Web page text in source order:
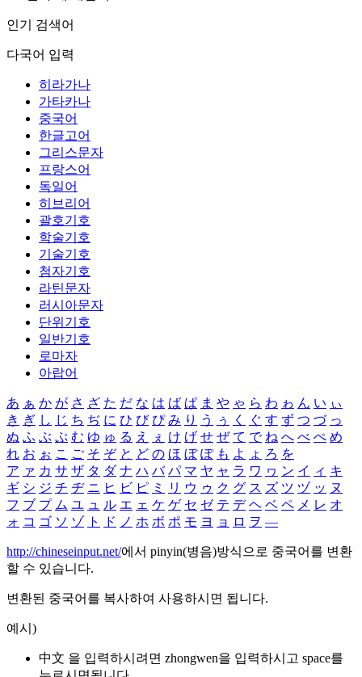
인기 검색어
다국어 입력
히라가나
가타카나
중국어
한글고어
그리스문자
프랑스어
독일어
히브리어
괄호기호
학술기호
기술기호
첨자기호
라틴문자
러시아문자
단위기호
일반기호
로마자
아랍어
あ ぁ か が さ ざ た だ な は ば ぱ ま や ゃ ら わ ゎ ん い ぃ
き ぎ し じ ち ぢ に ひ び ぴ み り う ぅ く ぐ す ず つ づ っ
ぬ ふ ぶ ぷ む ゆ ゅ る え ぇ け げ せ ぜ て で ね へ べ ぺ め
れ お ぉ こ ご そ ぞ と ど の ほ ぼ ぽ も よ ょ ろ を
ア ァ カ サ ザ タ ダ ナ ハ バ パ マ ヤ ャ ラ ワ ヮ ン イ ィ キ
ギ シ ジ チ ヂ ニ ヒ ビ ピ ミ リ ウ ゥ ク グ ス ズ ツ ヅ ッ ヌ
フ ブ プ ム ユ ュ ル エ ェ ケ ゲ セ ゼ テ デ ヘ ベ ペ メ レ オ
ォ コ ゴ ソ ゾ ト ド ノ ホ ボ ポ モ ヨ ョ ロ ヲ ―
http://chineseinput.net/에서 pinyin(병음)방식으로 중국어를 변환
할 수 있습니다.
변환된 중국어를 복사하여 사용하시면 됩니다.
예시)
中文 을 입력하시려면 zhongwen을 입력하시고 space를